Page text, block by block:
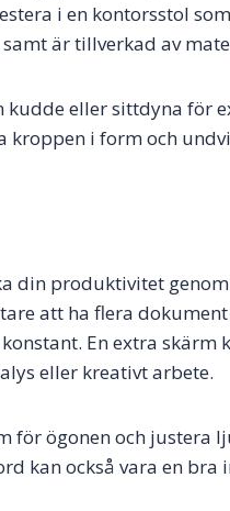
i en kontorsstol
är tillverkad av
kudde eller sittdyna för
i form och
din produktivitet
att ha flera
En extra skärm
eller kreativt arbete.
för ögonen och justera
kan också vara en bra